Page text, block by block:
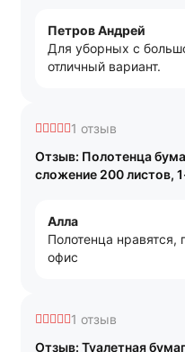
Петров Андрей
Для уборных с
отличный вариант.
1 отзыв
Отзыв: Полотенца
сложение 200 листов,
Алла
Полотенца нравятся,
офис
1 отзыв
Отзыв: Туалетная